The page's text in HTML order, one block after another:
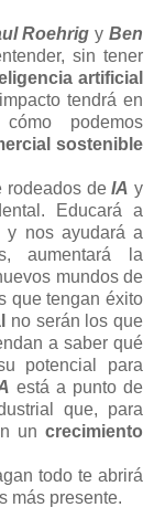
Roehrig yBen
sin tener
artificial
tendrá en
podemos
sostenible
rodeados deIA y
Educará a
y nos ayudará a
aumentará la
mundos de
que tengan éxito
no serán los que
a saber qué
potencial para
está a punto de
que, para
un crecimiento
todo te abrirá
más presente.